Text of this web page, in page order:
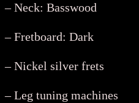
– Neck: Basswood
– Fretboard: Dark
– Nickel silver frets
– Leg tuning machines